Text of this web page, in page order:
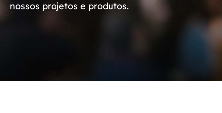
nossos projetos e produtos.